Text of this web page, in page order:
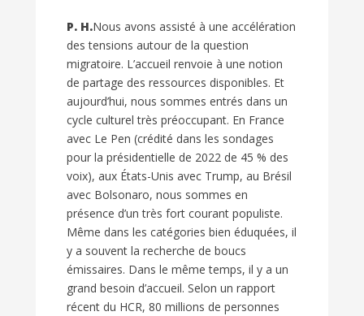
P. H.Nous avons assisté à une accélération
des tensions autour de la question
migratoire. L’accueil renvoie à une notion
de partage des ressources disponibles. Et
aujourd’hui, nous sommes entrés dans un
cycle culturel très préoccupant. En France
avec Le Pen (crédité dans les sondages
pour la présidentielle de 2022 de 45 % des
voix), aux États-Unis avec Trump, au Brésil
avec Bolsonaro, nous sommes en
présence d’un très fort courant populiste.
Même dans les catégories bien éduquées, il
y a souvent la recherche de boucs
émissaires. Dans le même temps, il y a un
grand besoin d’accueil. Selon un rapport
récent du HCR, 80 millions de personnes